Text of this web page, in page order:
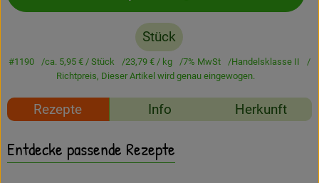
Veranstaltungen
Amperhof-Blog
Entdecken
Stück
#1190 ca. 5,95 € / Stück 23,79 € / kg 7% MwSt
Handelsklasse II
Richtpreis, Dieser Artikel wird genau eingewogen.
Rezepte Info Herkunft
Entdecke passende Rezepte